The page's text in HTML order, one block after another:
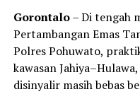
Antisipasi Macet Malam
Kota Berlakukan Satu
Gorontalo– Di tengah
Pertambangan Emas
Polres Pohuwato,
kawasan
disinyalir masih bebas